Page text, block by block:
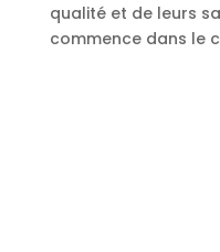
qualité et de leurs
commence dans le